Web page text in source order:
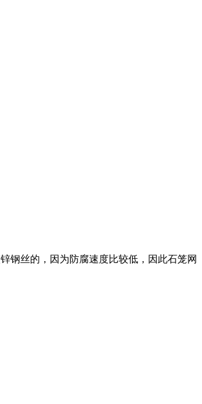
钢丝的，因为防腐速度比较低，因此石笼网